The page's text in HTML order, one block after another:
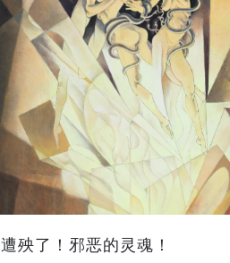
遭殃了！邪恶的灵魂！